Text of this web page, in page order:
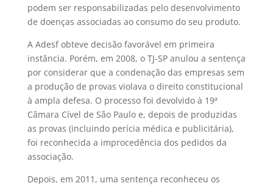
podem ser responsabilizadas pelo desenvolvimento
de doenças associadas ao consumo do seu produto.
A Adesf obteve decisão favorável em primeira
instância. Porém, em 2008, o TJ-SP anulou a sentença
por considerar que a condenação das empresas sem
a produção de provas violava o direito constitucional
à ampla defesa. O processo foi devolvido à 19ª
Câmara Cível de São Paulo e, depois de produzidas
as provas (incluindo perícia médica e publicitária),
foi reconhecida a improcedência dos pedidos da
associação.
Depois, em 2011, uma sentença reconheceu os